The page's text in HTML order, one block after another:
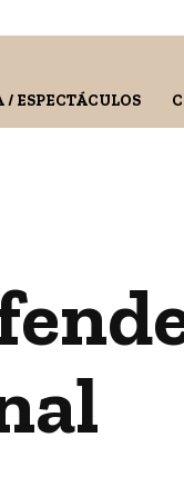
/ ESPECTÁCULOS